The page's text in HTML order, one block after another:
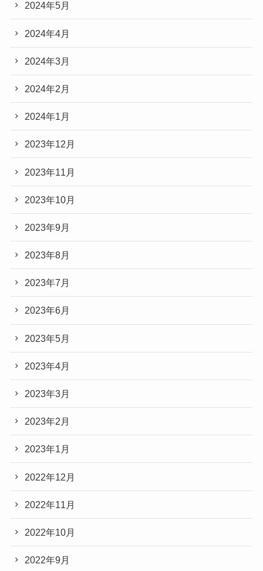
2024年5月
2024年4月
2024年3月
2024年2月
2024年1月
2023年12月
2023年11月
2023年10月
2023年9月
2023年8月
2023年7月
2023年6月
2023年5月
2023年4月
2023年3月
2023年2月
2023年1月
2022年12月
2022年11月
2022年10月
2022年9月